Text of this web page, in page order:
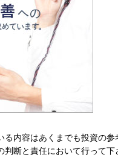
る内容はあくまでも投資の
判断と責任において行って